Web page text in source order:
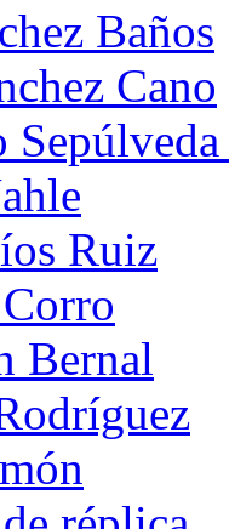
Baños
Cano
Ruiz
Bernal